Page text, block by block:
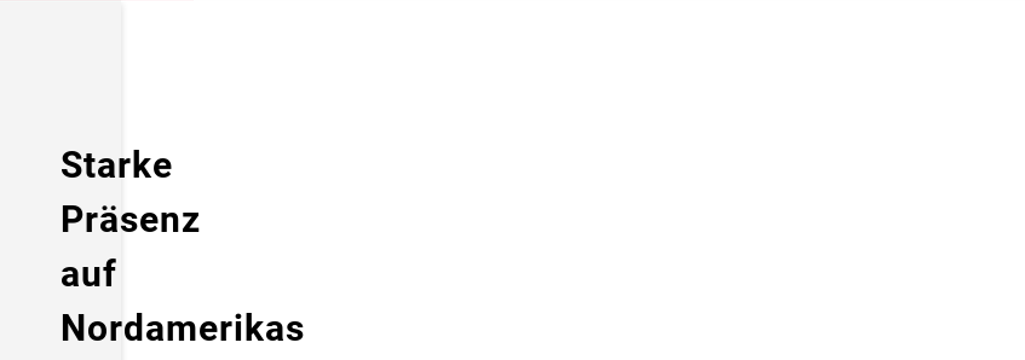
Starke
Präsenz
auf
Nordamerikas